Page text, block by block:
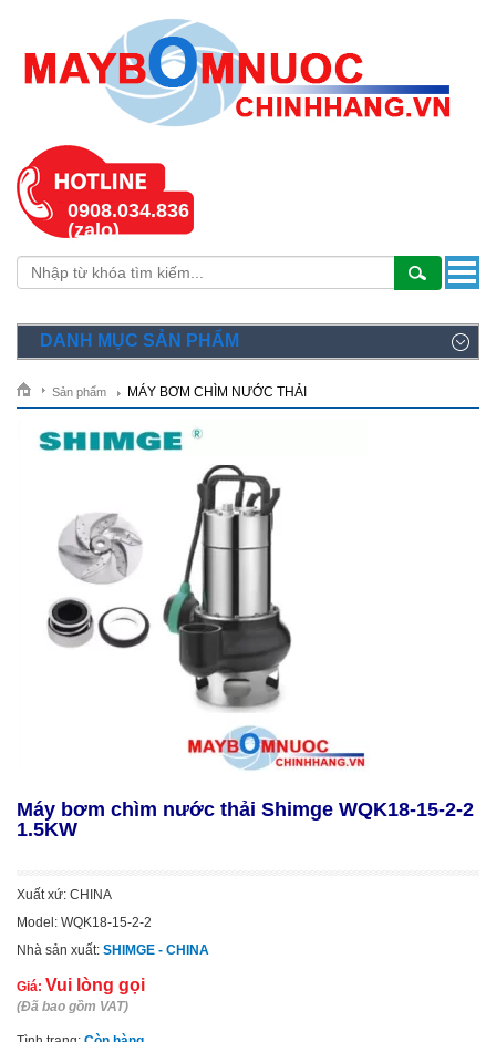
0908.034.836
(zalo)
DANH MỤC SẢN PHẨM
Sản phẩm MÁY BƠM CHÌM NƯỚC THẢI
Máy bơm chìm nước thải Shimge WQK18-15-2-2
1.5KW
Xuất xứ: CHINA
Model: WQK18-15-2-2
Nhà sản xuất: SHIMGE - CHINA
Giá: Vui lòng gọi
(Đã bao gồm VAT)